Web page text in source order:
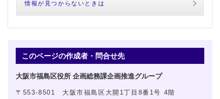
情報が見つからないときは
このページの作成者・問合せ先
大阪市福島区役所 企画総務課企画推進グループ
〒553-8501 大阪市福島区大開1丁目8番1号 4階